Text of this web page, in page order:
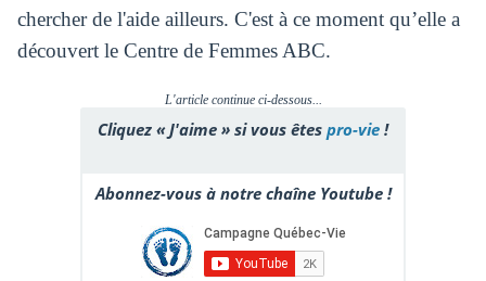
chercher de l'aide ailleurs. C'est à ce moment qu’elle a
découvert le Centre de Femmes ABC.
L'article continue ci-dessous...
Cliquez « J'aime » si vous êtes pro-vie !
Abonnez-vous à notre chaîne Youtube !